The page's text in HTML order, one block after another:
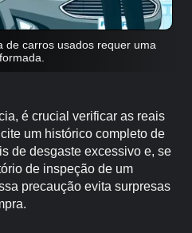
de carros usados requer uma
é crucial verificar as reais
um histórico completo de
de desgaste excessivo e, se
de inspeção de um
precaução evita surpresas